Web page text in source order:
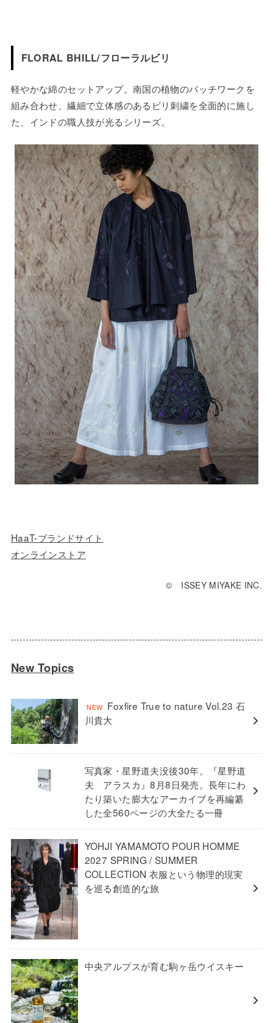
FLORAL BHILL/フローラルビリ
軽やかな綿のセットアップ。南国の植物のパッチワークを
組み合わせ、繊細で立体感のあるビリ刺繍を全面的に施し
た、インドの職人技が光るシリーズ。
HaaT-ブランドサイト
オンラインストア
©️ ISSEY MIYAKE INC.
New Topics
Foxfire True to nature Vol.23 石
川貴大
写真家・星野道夫没後30年。『星野道
夫 アラスカ』8月8日発売。長年にわ
たり築いた膨大なアーカイブを再編纂
した全560ページの大全たる一冊
YOHJI YAMAMOTO POUR HOMME
2027 SPRING / SUMMER
COLLECTION 衣服という物理的現実
を巡る創造的な旅
中央アルプスが育む駒ヶ岳ウイスキー